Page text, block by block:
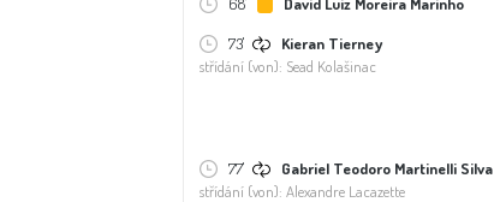
73'
Kieran Tierney
střídání (von): Sead Kolašinac
77'
Gabriel Teodoro Martinelli Silva
střídání (von): Alexandre Lacazette